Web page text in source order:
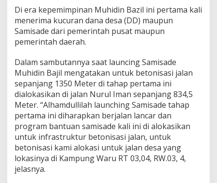
n
g
Di era kepemimpinan Muhidin Bazil ini pertama kali
menerima kucuran dana desa (DD) maupun
Samisade dari pemerintah pusat maupun
pemerintah daerah.
Dalam sambutannya saat launcing Samisade
Muhidin Bajil mengatakan untuk betonisasi jalan
sepanjang 1350 Meter di tahap pertama ini
dialokasikan di jalan Nurul Iman sepanjang 834,5
Meter. “Alhamdullilah launching Samisade tahap
pertama ini diharapkan berjalan lancar dan
program bantuan samisade kali ini di alokasikan
untuk infrastruktur betonisasi jalan, untuk
betonisasi kami alokasi untuk jalan desa yang
lokasinya di Kampung Waru RT 03,04, RW.03, 4,
jelasnya.